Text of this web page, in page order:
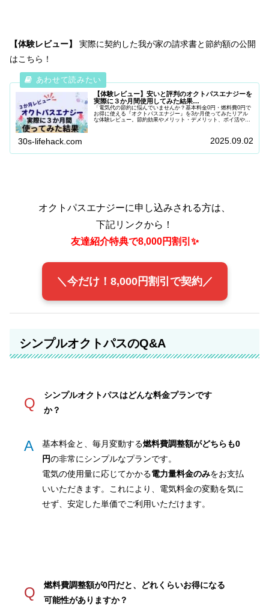
【体験レビュー】
実際に契約した我が家の請求書と節約額の公開
はこちら！
【体験レビュー】安いと評判のオクトパスエナジーを
実際に３か月間使用してみた結果…
「電気代の節約に悩んでいませんか？基本料金0円・燃料費0円で
お得に使える『オクトパスエナジー』を3か月使ってみたリアル
な体験レビュー。節約効果やメリット・デメリット、ポイ活や友
30s-lifehack.com 2025.09.02
オクトパスエナジーに申し込みされる方は、
下記リンクから！
友達紹介特典で8,000円割引✨
＼今だけ！8,000円割引で契約／
シンプルオクトパスのQ&A
Q
シンプルオクトパスはどんな料金プランです
か？
A 基本料金と、毎月変動する燃料費調整額がどちらも0
円の非常にシンプルなプランです。
電気の使用量に応じてかかる電力量料金のみをお支払
いいただきます。これにより、電気料金の変動を気に
せず、安定した単価でご利用いただけます。
Q
燃料費調整額が0円だと、どれくらいお得になる
可能性がありますか？